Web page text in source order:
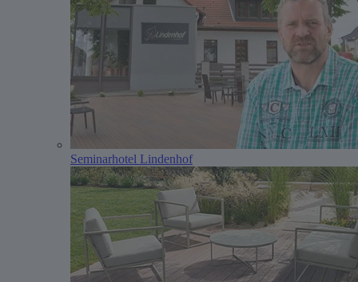
Seminarhotel Lindenhof